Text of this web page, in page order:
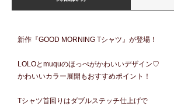
新作『GOOD MORNING Tシャツ』が登場！
LOLOとmuquのほっぺがかわいいデザイン♡
かわいいカラー展開もおすすめポイント！
Tシャツ首回りはダブルステッチ仕上げで